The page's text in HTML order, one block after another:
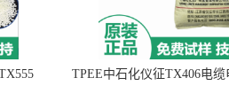
TPEE中石化仪征TX406电缆